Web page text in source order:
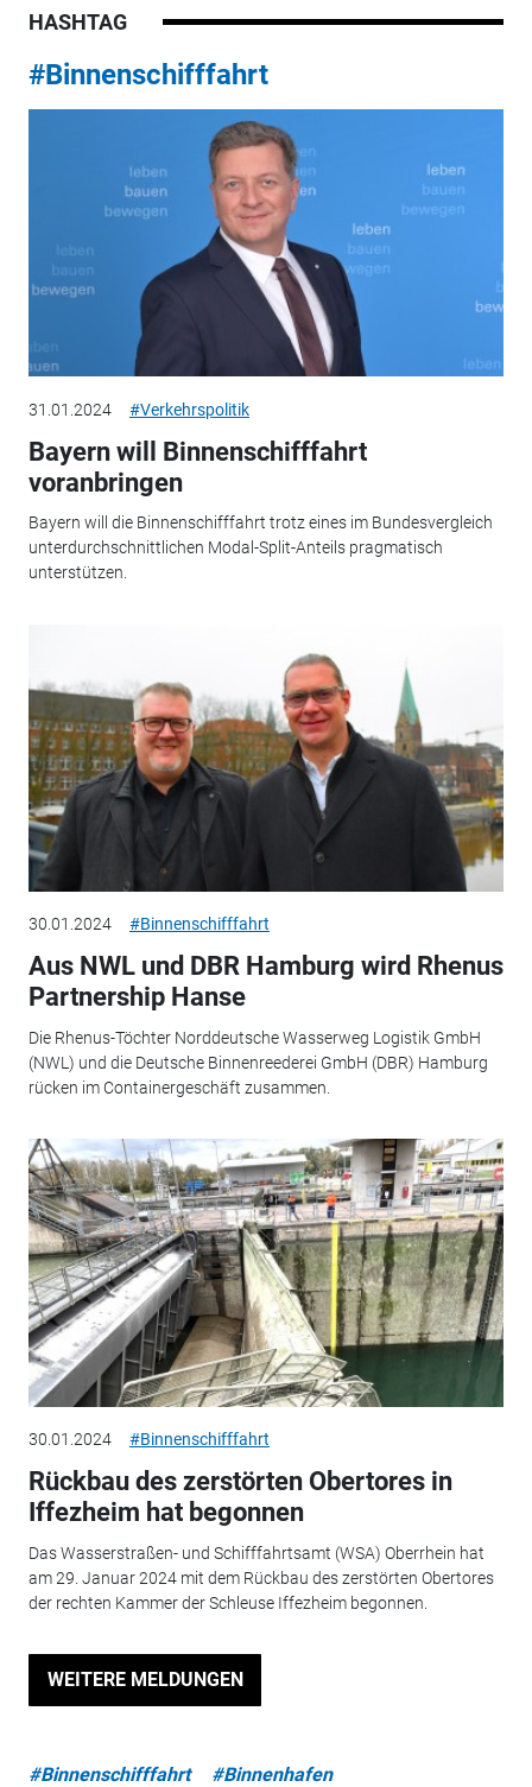
HASHTAG
#Binnenschifffahrt
31.01.2024 #Verkehrspolitik
Bayern will Binnenschifffahrt
voranbringen
Bayern will die Binnenschifffahrt trotz eines im Bundesvergleich
unterdurchschnittlichen Modal-Split-Anteils pragmatisch
unterstützen.
30.01.2024 #Binnenschifffahrt
Aus NWL und DBR Hamburg wird Rhenus
Partnership Hanse
Die Rhenus-Töchter Norddeutsche Wasserweg Logistik GmbH
(NWL) und die Deutsche Binnenreederei GmbH (DBR) Hamburg
rücken im Containergeschäft zusammen.
30.01.2024 #Binnenschifffahrt
Rückbau des zerstörten Obertores in
Iffezheim hat begonnen
Das Wasserstraßen- und Schifffahrtsamt (WSA) Oberrhein hat
am 29. Januar 2024 mit dem Rückbau des zerstörten Obertores
der rechten Kammer der Schleuse Iffezheim begonnen.
WEITERE MELDUNGEN
#Binnenschifffahrt
#Binnenhafen